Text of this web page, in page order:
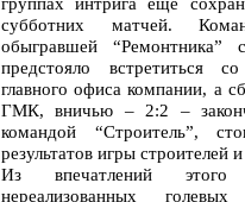
субботних матчей.
обыгравшей
предстояло встретиться
главного офиса компании, а
ГМК, вничью – 2:2 –
командой “Строитель”,
результатов игры строителей
Из впечатлений
нереализованных